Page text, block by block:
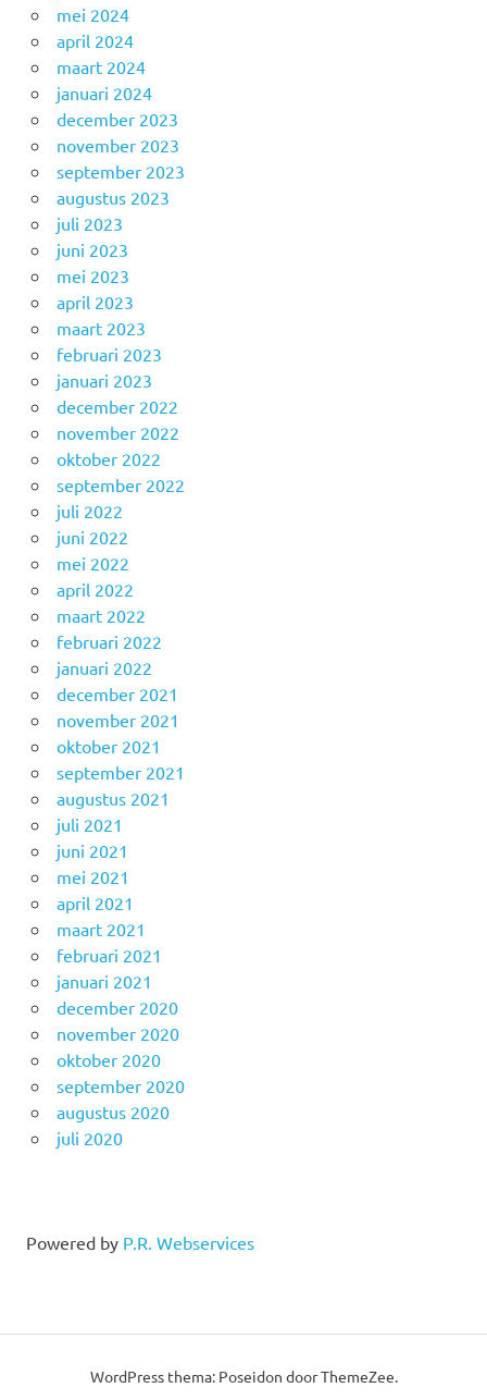
mei 2024
april 2024
maart 2024
januari 2024
december 2023
november 2023
september 2023
augustus 2023
juli 2023
juni 2023
mei 2023
april 2023
maart 2023
februari 2023
januari 2023
december 2022
november 2022
oktober 2022
september 2022
juli 2022
juni 2022
mei 2022
april 2022
maart 2022
februari 2022
januari 2022
december 2021
november 2021
oktober 2021
september 2021
augustus 2021
juli 2021
juni 2021
mei 2021
april 2021
maart 2021
februari 2021
januari 2021
december 2020
november 2020
oktober 2020
september 2020
augustus 2020
juli 2020
Powered by P.R. Webservices
WordPress thema: Poseidon door ThemeZee.